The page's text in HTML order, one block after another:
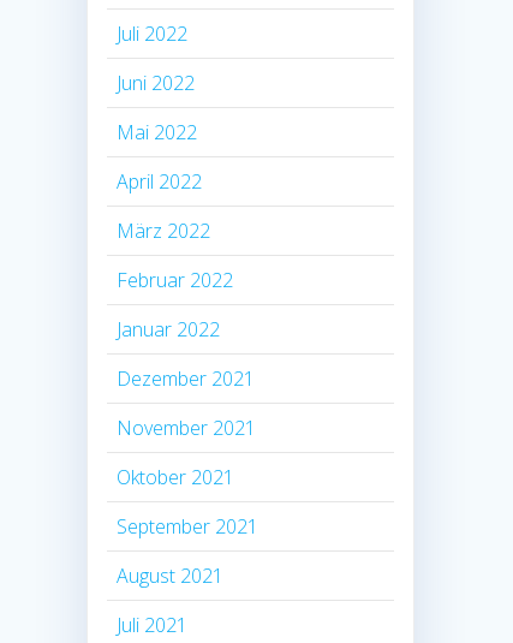
Juli 2022
Juni 2022
Mai 2022
April 2022
März 2022
Februar 2022
Januar 2022
Dezember 2021
November 2021
Oktober 2021
September 2021
August 2021
Juli 2021